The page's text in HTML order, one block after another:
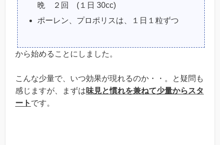
晩 ２回 (１日 30cc)
ポーレン、プロポリスは、１日１粒ずつ
から始めることにしました。
こんな少量で、いつ効果が現れるのか・・。と疑問も
感じますが、まずは味見と慣れを兼ねて少量からスタ
ート です。